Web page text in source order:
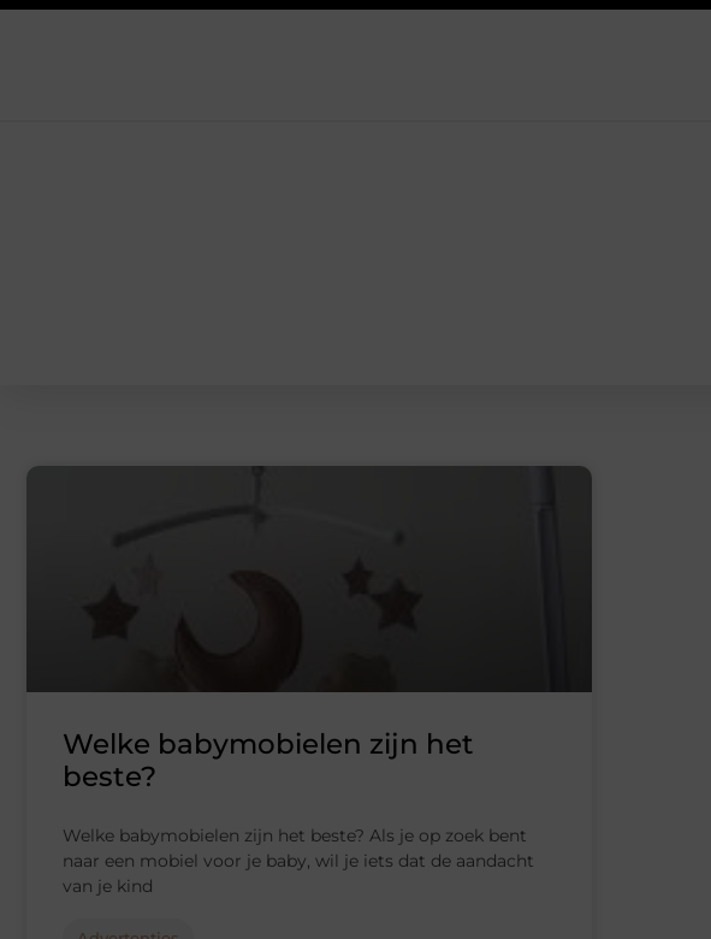
Welke babymobielen zijn het
beste?
Welke babymobielen zijn het beste? Als je op zoek bent
naar een mobiel voor je baby, wil je iets dat de aandacht
van je kind